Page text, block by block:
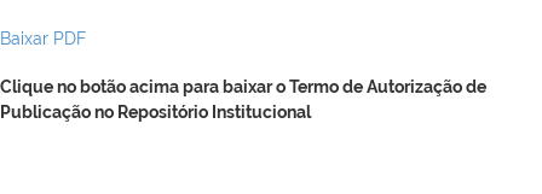
Baixar PDF
Clique no botão acima para baixar o Termo de Autorização de
Publicação no Repositório Institucional